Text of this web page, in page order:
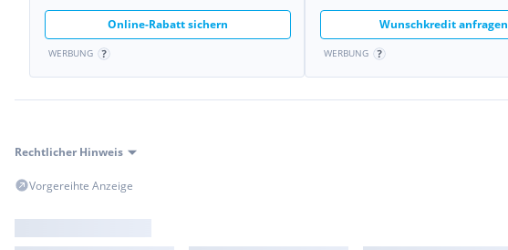
Online-Rabatt sichern
WERBUNG
Wunschkredit anfragen
WERBUNG
Rechtlicher Hinweis
Vorgereihte Anzeige